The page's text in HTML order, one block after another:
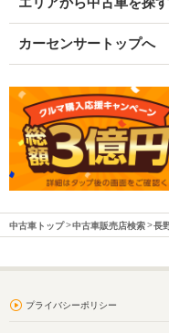
カーセンサートップへ
中古車トップ 中古車販売店検索 長
プライバシーポリシー